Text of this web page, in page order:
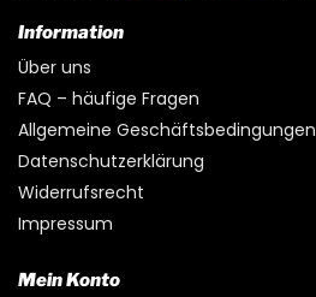
Information
Über uns
FAQ – häufige Fragen
Allgemeine Geschäftsbedingungen
Datenschutzerklärung
Widerrufsrecht
Impressum
Mein Konto